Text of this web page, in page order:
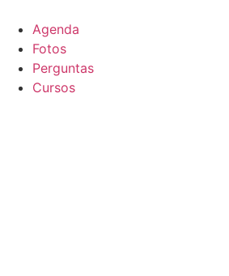
para
conteúdo
Agenda
Fotos
Perguntas
Cursos